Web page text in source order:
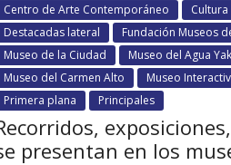
Centro de Arte Contemporáneo Cultura
Destacadas lateral
Fundación Museos
Museo de la Ciudad
Museo del Agua
Museo del Carmen Alto
Museo
Primera plana
Principales
presentan en los